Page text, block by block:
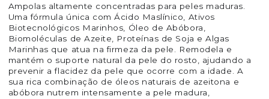
Ampolas altamente concentradas para peles maduras.
Uma fórmula única com Ácido Maslínico, Ativos
Biotecnológicos Marinhos, Óleo de Abóbora,
Biomoléculas de Azeite, Proteínas de Soja e Algas
Marinhas que atua na firmeza da pele. Remodela e
mantém o suporte natural da pele do rosto, ajudando a
prevenir a flacidez da pele que ocorre com a idade. A
sua rica combinação de óleos naturais de azeitona e
abóbora nutrem intensamente a pele madura,